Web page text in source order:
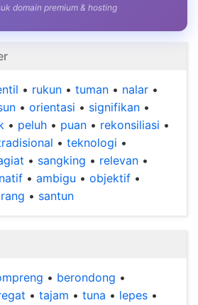
domain premium & hosting
• rukun • tuman • nalar •
• orientasi • signifikan •
• peluh • puan • rekonsiliasi •
• teknologi •
• sangking • relevan •
• ambigu • objektif •
• santun
• berondong •
• tajam • tuna • lepes •